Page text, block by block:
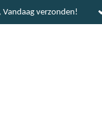
verzonden!